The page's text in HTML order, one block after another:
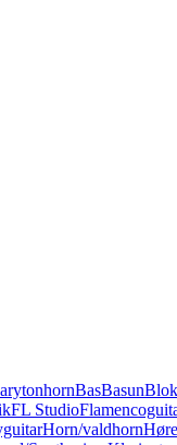
BasBasun
FL Studio
Horn/valdhorn